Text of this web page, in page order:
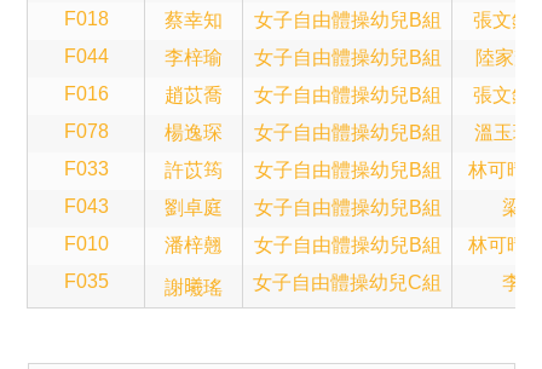
F018
蔡幸知 女子自由體操幼兒B組
張文鈞
F044
李梓瑜 女子自由體操幼兒B組
陸家輝
F016
趙苡喬 女子自由體操幼兒B組
張文鈞
F078
楊逸琛 女子自由體操幼兒B組
溫玉珍
F033
許苡筠 女子自由體操幼兒B組
林可晴
F043
劉卓庭 女子自由體操幼兒B組
梁
F010
潘梓翹 女子自由體操幼兒B組
林可晴
F035
謝𣌀瑤 女子自由體操幼兒C組 李